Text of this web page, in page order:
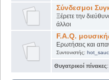
Σύνδεσμοι
Ξέρετε την
άλλοι
F.A.Q.
Ερωτήσεις και
Συντονιστής:
Θυγατρικοί πίνακες: